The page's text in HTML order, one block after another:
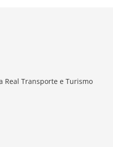
Real Transporte e Turismo